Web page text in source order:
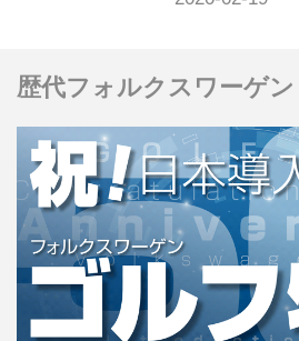
歴代フォルクスワーゲ